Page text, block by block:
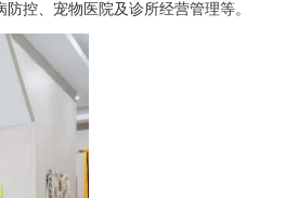
控、宠物医院及诊所经营管理等。